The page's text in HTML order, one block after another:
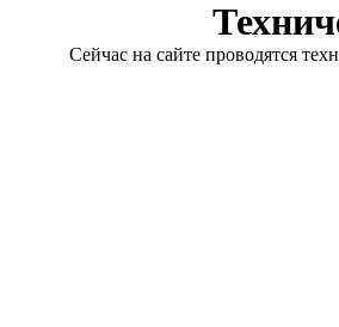
Сейчас на сайте проводятся